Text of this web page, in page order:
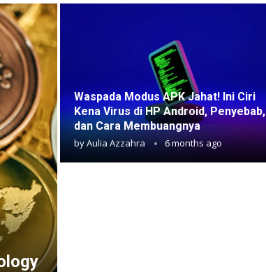
Waspada Modus APK Jahat! Ini Ciri
Kena Virus di HP Android, Penyebab,
dan Cara Membuangnya
byAulia Azzahra 6 months ago